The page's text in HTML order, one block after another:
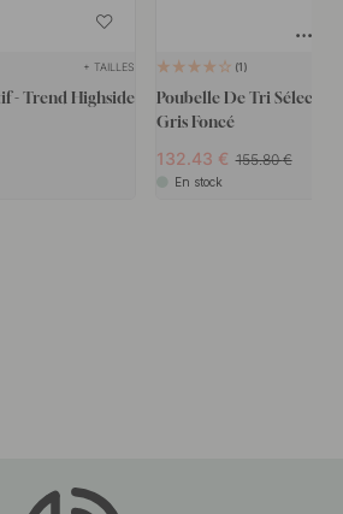
+ TAILLES
- Trend Highside
1
Poubelle De Tri Sélectif -
Gris Foncé
132.43 155.80
En stock